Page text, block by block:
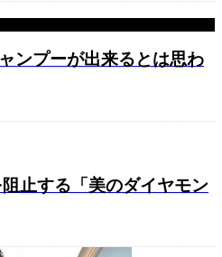
ンプーが出来るとは思わ
止する「美のダイヤモン